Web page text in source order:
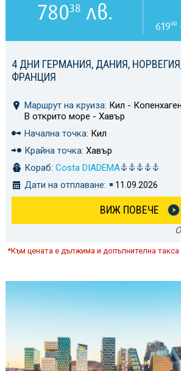
4 ДНИ ГЕРМАНИЯ, ДАНИЯ,
ФРАНЦИЯ
Маршрут на круиза: Кил -
В открито море - Хавър
Начална точка: Кил
Крайна точка: Хавър
Кораб: Costa DIADEMA
Дати на отплаване:
11.09.2026
ВИЖ ПОВЕЧЕ
78038лв.
61900
*Към цената е дължима и допълнителна